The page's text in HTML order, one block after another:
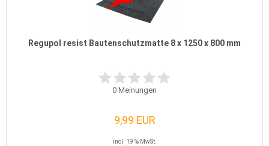
Regupol resist Bautenschutzmatte 8 x 1250 x 800 mm
0 Meinungen
9,99 EUR
incl. 19 % MwSt.